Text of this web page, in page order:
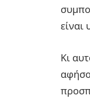
είναι
Κι